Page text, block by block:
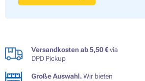
Versandkosten ab 5,50 €via
DPD Pickup
Große Auswahl.Wir bieten